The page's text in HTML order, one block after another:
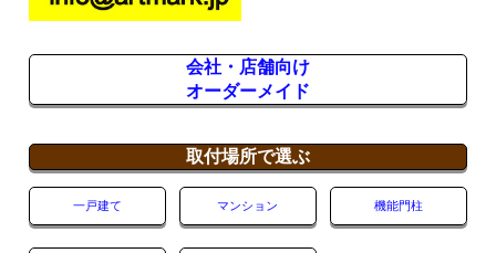
会社・店舗向け
オーダーメイド
取付場所で選ぶ
一戸建て マンション 機能門柱